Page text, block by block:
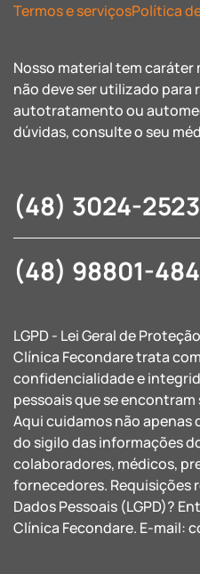
Termos e serviçosPolítica
Nosso material tem
não deve ser utilizado
autotratamento ou
dúvidas, consulte o seu
(48) 3024-2523
(48) 98801-
LGPD - Lei Geral de
Clínica Fecondare trata
confidencialidade e
pessoais que se
Aqui cuidamos não apenas
do sigilo das informações
colaboradores, médicos,
fornecedores. Requisições
Dados Pessoais (LGPD)?
Clínica Fecondare. E-mail: